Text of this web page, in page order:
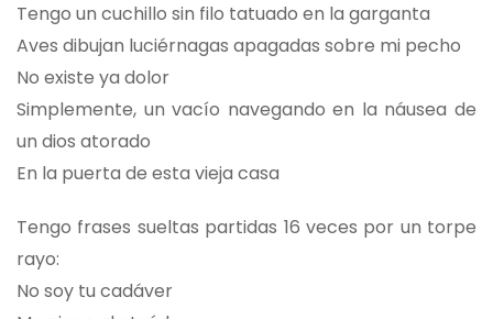
Tengo un cuchillo sin filo tatuado en la garganta
Aves dibujan luciérnagas apagadas sobre mi pecho
No existe ya dolor
Simplemente, un vacío navegando en la náusea de
un dios atorado
En la puerta de esta vieja casa
Tengo frases sueltas partidas 16 veces por un torpe
rayo:
No soy tu cadáver